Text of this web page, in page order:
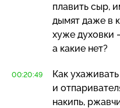
плавить сыр,
дымят даже в
хуже духовки
а какие нет?
00:20:49
Как
и
накипь,